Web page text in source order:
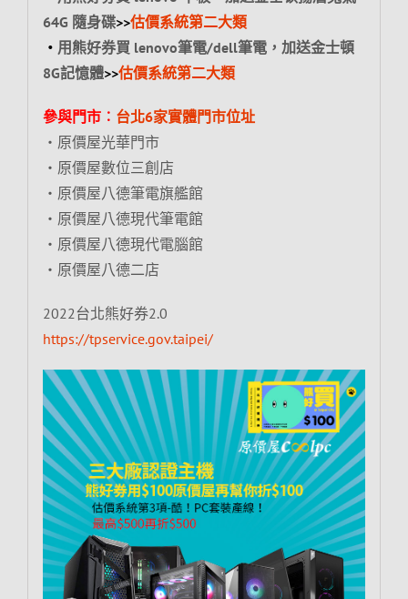
64G 隨身碟>>估價系統第二大類
‧ 用熊好券買 lenovo筆電/dell筆電，加送金士頓
8G記憶體>>估價系統第二大類
參與門市︰ 台北6家實體門市位址
‧原價屋光華門市
‧原價屋數位三創店
‧原價屋八德筆電旗艦館
‧原價屋八德現代筆電館
‧原價屋八德現代電腦館
‧原價屋八德二店
2022台北熊好券2.0
https://tpservice.gov.taipei/